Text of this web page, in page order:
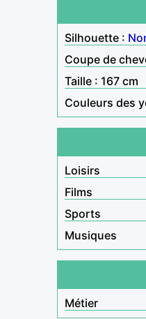
Silhouette :
Coupe de
Taille : 167 cm
Couleurs des
Loisirs
Films
Sports
Musiques
Métier